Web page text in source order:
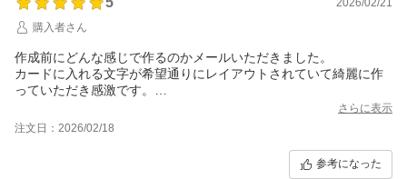
購入者さん
作成前にどんな感じで作るのかメールいただきました。
カードに入れる文字が希望通りにレイアウトされていて綺麗に作
っていただき感激です。
さらに表示
注文日：2026/02/18
参考になった